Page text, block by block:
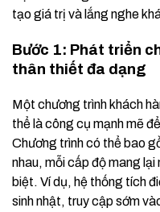
tạo giá trị và lắng nghe
Bước 1: Phát triển
thân thiết đa dạng
Một chương trình khách
thể là công cụ mạnh mẽ
Chương trình có thể bao
nhau, mỗi cấp độ mang lại
biệt. Ví dụ, hệ thống tích
sinh nhật, truy cập sớm